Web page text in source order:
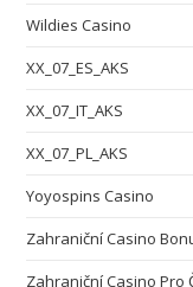
Wildies Casino
XX_07_ES_AKS
XX_07_IT_AKS
XX_07_PL_AKS
Yoyospins Casino
Zahraniční Casino
Zahraniční Casino Pro